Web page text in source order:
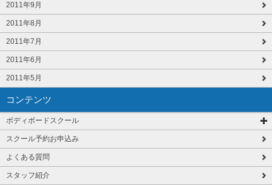
2011年9月
2011年8月
2011年7月
2011年6月
2011年5月
コンテンツ
ボディボードスクール
スクール予約お申込み
よくある質問
スタッフ紹介